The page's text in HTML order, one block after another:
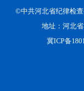
©中共河北省纪律检
地址：河北
冀ICP备